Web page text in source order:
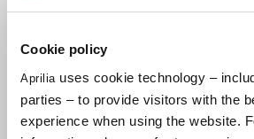
Cookie policy
Aprilia uses cookie technology –
parties – to provide visitors with the
experience when using the website.
dưới 175cc cùng khả năng vượt địa hình
Để hành trình thêm hứng khởi, Aprilia Việt
VOUCHER TRỊ GIÁ 5.000.000 VNĐcho tất